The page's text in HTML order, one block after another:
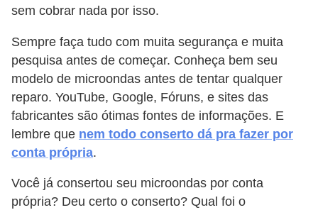
sem cobrar nada por isso.
Sempre faça tudo com muita segurança e muita
pesquisa antes de começar. Conheça bem seu
modelo de microondas antes de tentar qualquer
reparo. YouTube, Google, Fóruns, e sites das
fabricantes são ótimas fontes de informações. E
lembre que nem todo conserto dá pra fazer por
conta própria.
Você já consertou seu microondas por conta
própria? Deu certo o conserto? Qual foi o